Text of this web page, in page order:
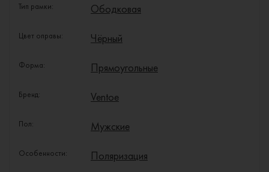
Тип рамки: Ободковая
Цвет оправы: Чёрный
Форма: Прямоугольные
Бренд: Ventoe
Пол: Мужские
Особенности: Поляризация